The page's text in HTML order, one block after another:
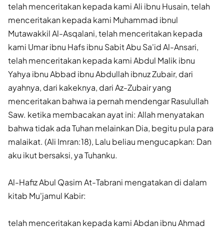
telah menceritakan kepada kami Ali ibnu Husain, telah
menceritakan kepada kami Muhammad ibnul
Mutawakkil Al-Asqalani, telah menceritakan kepada
kami Umar ibnu Hafs ibnu Sabit Abu Sa'id Al-Ansari,
telah menceritakan kepada kami Abdul Malik ibnu
Yahya ibnu Abbad ibnu Abdullah ibnuz Zubair, dari
ayahnya, dari kakeknya, dari Az-Zubair yang
menceritakan bahwa ia pernah mendengar Rasulullah
Saw. ketika membacakan ayat ini: Allah menyatakan
bahwa tidak ada Tuhan melainkan Dia, begitu pula para
malaikat. (Ali Imran:18), Lalu beliau mengucapkan: Dan
aku ikut bersaksi, ya Tuhanku.
Al-Hafiz Abul Qasim At-Tabrani mengatakan di dalam
kitab Mu'jamul Kabir:
telah menceritakan kepada kami Abdan ibnu Ahmad